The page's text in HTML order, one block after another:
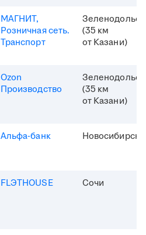
МАГНИТ,
Розничная сеть.
Транспорт
Зеленодольск
(35 км
от Казани)
Ozon
Производство
Зеленодольск
(35 км
от Казани)
Альфа-банк Новосибирск
FLЭTHOUSE Сочи